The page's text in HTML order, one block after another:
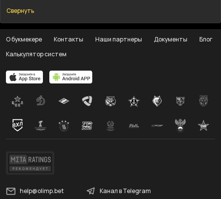
Свернуть
О букмекере Контакты Наши партнеры Документы
Блог
Калькулятор систем
help@olimp.bet Канал в Telegram